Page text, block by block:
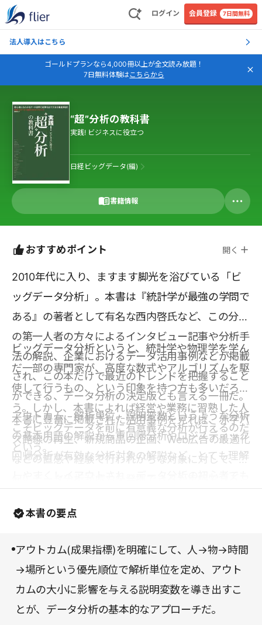
ログイン 会員登録 7日間無料
法人導入はこちら
ゴールドプランなら4,000冊以上が全文読み放題！
7日無料体験はこちらから
“超”分析の教科書
実践! ビジネスに役立つ
日経ビッグデータ(編)
書籍情報
おすすめポイント 開く
2010年代に入り、ますます脚光を浴びている「ビ
ッグデータ分析」。本書は『統計学が最強の学問で
ある』の著者として有名な西内啓氏など、この分野
の第一人者の方々によるインタビュー記事や分析手
法の解説、企業におけるデータ活用事例などが掲載
され、この本だけで最近のトレンドを把握すること
ができる、データ分析の決定版とも言える一冊だ。
アウトカム、解析単位、説明変数というような分析
の基本用語の解説から重回帰分析やロジスティック
回帰分析が有効な分析対象の解説など、とても理解
ビッグデータ分析というと、統計学や物理学を学ん
だ一部の専門家が、高度な数式やアルゴリズムを駆
使して行うもの、という印象を持つ方も多いだろ
う。しかし、本書によれば経営や業務に習熟した人
こそビッグデータを前に有意義な分析が行えるのだ
という。
本書に豊富に掲載された活用事例を見れば、赤字バ
ス路線の再生、新規商品の企画、Web広告の最適化
などの直感や経験で行われがちな対象に対して、如
マーケティングや在庫削減、日々のオペレーション
支える多くのビジネスパーソンにとって、必須のス
キルとなりつつあるデータ分析。本書を精読して、
そのコンセプトを理解した上で、実際の経営課題の
解決に役立ててみてはいかがだろうか。
本書の要点
アウトカム(成果指標)を明確にして、人→物→時間
→場所という優先順位で解析単位を定め、アウト
カムの大小に影響を与える説明変数を導き出すこ
とが、データ分析の基本的なアプローチだ。